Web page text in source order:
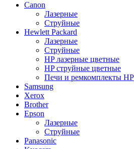
Canon
Лазерные
Струйные
Hewlett Packard
Лазерные
Струйные
HP лазерные цветные
HP струйные цветные
Печи и ремкомплекты HP
Samsung
Xerox
Brother
Epson
Лазерные
Струйные
Panasonic